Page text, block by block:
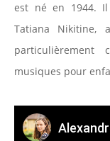
est né en 1944.
Tatiana Nikitine,
particulièrement
musiques pour